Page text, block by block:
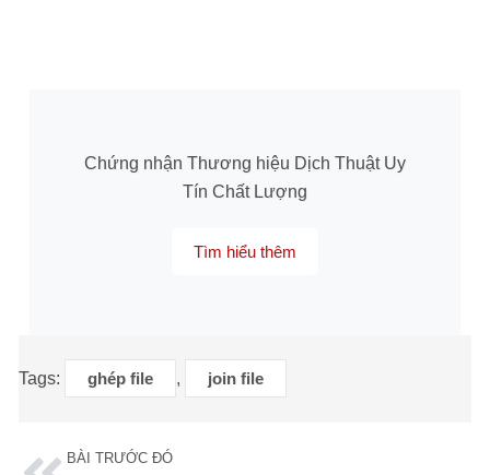
Chứng nhận Thương hiệu Dịch Thuật Uy
Tín Chất Lượng
Tìm hiểu thêm
Tags: ghép file , join file
BÀI TRƯỚC ĐÓ